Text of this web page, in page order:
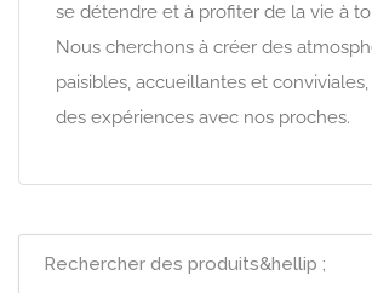
se détendre et à profiter de la vie à
Nous cherchons à créer des
paisibles, accueillantes et
des expériences avec nos proches.